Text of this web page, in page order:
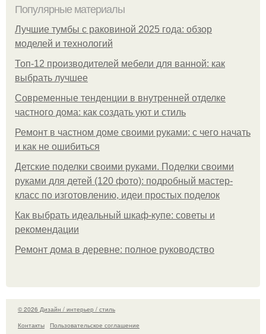
Популярные материалы
Лучшие тумбы с раковиной 2025 года: обзор
моделей и технологий
Топ-12 производителей мебели для ванной: как
выбрать лучшее
Современные тенденции в внутренней отделке
частного дома: как создать уют и стиль
Ремонт в частном доме своими руками: с чего начать
и как не ошибиться
Детские поделки своими руками. Поделки своими
руками для детей (120 фото): подробный мастер-
класс по изготовлению, идеи простых поделок
Как выбрать идеальный шкаф-купе: советы и
рекомендации
Ремонт дома в деревне: полное руководство
© 2026 Дизайн / интерьер / стиль
Контакты
Пользовательское соглашение